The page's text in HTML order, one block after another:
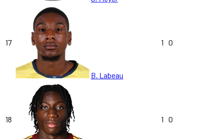
17
B. Labeau
1 0
18 1 0